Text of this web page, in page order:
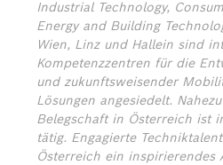
Industrial Technology,
Energy and Building
Wien, Linz und Hallein sind
Kompetenzzentren für die
und zukunftsweisender
Lösungen angesiedelt.
Belegschaft in Österreich ist
tätig. Engagierte
Österreich ein inspirierendes